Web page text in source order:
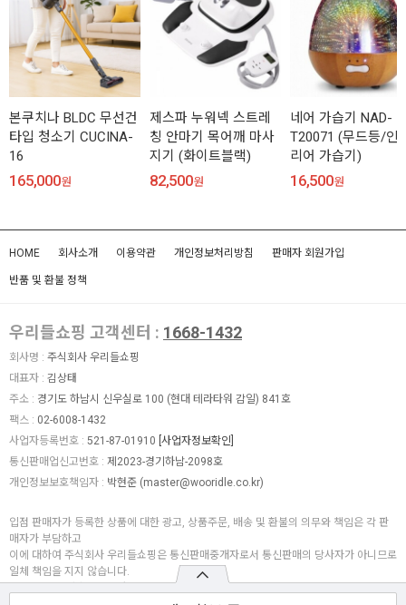
본쿠치나 BLDC 무선건
타입 청소기 CUCINA-
16
165,000원
제스파 누워넥 스트레
칭 안마기 목어깨 마사
지기 (화이트블랙)
82,500원
네어 가습기 NAD-
T20071 (무드등/인
리어 가습기)
16,500원
HOME 회사소개 이용약관 개인정보처리방침 판매자 회원가입
반품 및 환불 정책
우리들쇼핑 고객센터 : 1668-1432
회사명 : 주식회사 우리들쇼핑
대표자 : 김상태
주소 : 경기도 하남시 신우실로 100 (현대 테라타워 감일) 841호
팩스 : 02-6008-1432
사업자등록번호 : 521-87-01910 [사업자정보확인]
통신판매업신고번호 : 제2023-경기하남-2098호
개인정보보호책임자 : 박현준 (master@wooridle.co.kr)
입점 판매자가 등록한 상품에 대한 광고, 상품주문, 배송 및 환불의 의무와 책임은 각 판
매자가 부담하고
이에 대하여 주식회사 우리들쇼핑은 통신판매중개자로서 통신판매의 당사자가 아니므로
일체 책임을 지지 않습니다.